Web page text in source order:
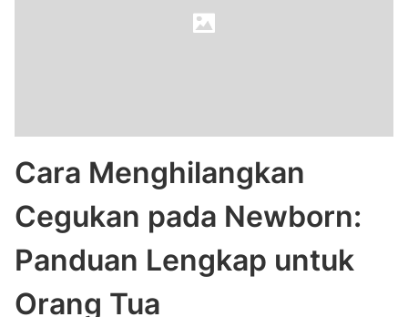
Cara Menghilangkan
Cegukan pada Newborn:
Panduan Lengkap untuk
Orang Tua